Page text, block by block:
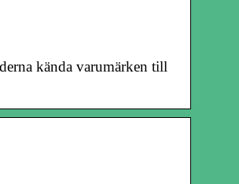
kända varumärken till